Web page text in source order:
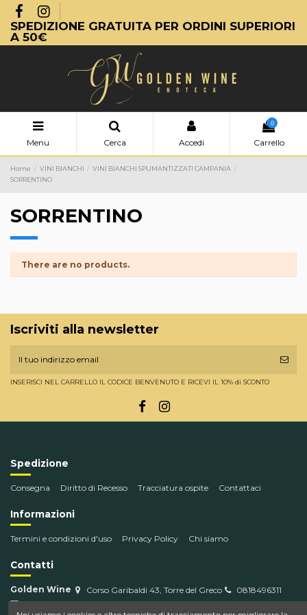
SPEDIZIONE GRATUITA PER ORDINI SUPERIORI
A 50€
Menu Cerca Accedi
0
Carrello
Home VINI BIANCHI
VINI BIANCHI SPUMANTIZZATI CAMPANIA
SORRENTINO
SORRENTINO
There are no products.
Iscriviti alla newsletter
INSERISCI NEL CARRELLO IL CODICE BENVENUTO E RICEVI IL 10% di SCONTO
Spedizione
Consegna Diritto di Recesso Tracciatura ospite Contattaci
Informazioni
Termini e condizioni d'uso Privacy Policy Chi siamo
Contatti
Golden Wine Corso Garibaldi 43, Torre del Greco
0818496311
info@goldenwine.com